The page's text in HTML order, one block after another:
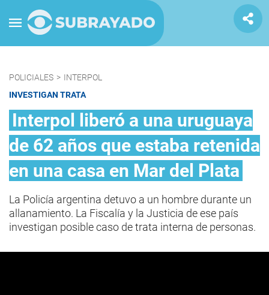
POLICIALES > INTERPOL
INVESTIGAN TRATA
Interpol liberó a una uruguaya
de 62 años que estaba retenida
en una casa en Mar del Plata
La Policía argentina detuvo a un hombre durante un
allanamiento. La Fiscalía y la Justicia de ese país
investigan posible caso de trata interna de personas.